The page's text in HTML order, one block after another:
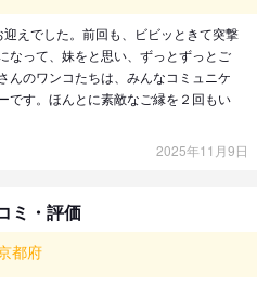
えでした。前回も、ビビッときて突撃
なって、妹をと思い、ずっとずっとご
んのワンコたちは、みんなコミュニケ
です。ほんとに素敵なご縁を２回もい
2025年11月9日
ミ・評価
都府